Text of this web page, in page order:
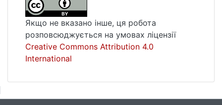
Якщо не вказано інше, ця робота
розповсюджується на умовах ліцензії
Creative Commons Attribution 4.0
International